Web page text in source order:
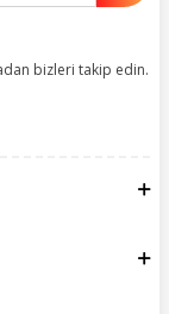
bizleri takip edin.